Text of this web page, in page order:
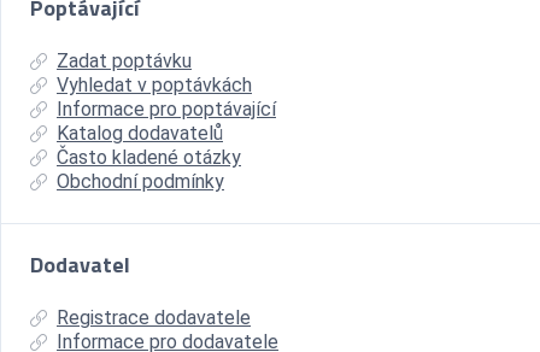
Poptávající
Zadat poptávku
Vyhledat v poptávkách
Informace pro poptávající
Katalog dodavatelů
Často kladené otázky
Obchodní podmínky
Dodavatel
Registrace dodavatele
Informace pro dodavatele